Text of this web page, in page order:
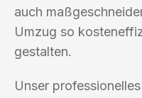
auch
Umzug so
gestalten.
Unser